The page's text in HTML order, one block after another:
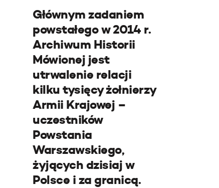
Głównym zadaniem
powstałego w 2014 r.
Archiwum Historii
Mówionej jest
utrwalenie relacji
kilku tysięcy żołnierzy
Armii Krajowej –
uczestników
Powstania
Warszawskiego,
żyjących dzisiaj w
Polsce i za granicą.